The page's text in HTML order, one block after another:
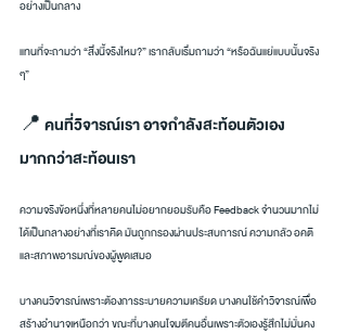
อย่างเป็นกลาง
แทนที่จะถามว่า “สิ่งนี้จริงไหม?” เรากลับเริ่มถามว่า “หรือฉันแย่แบบนั้นจริง
ๆ”
📍 คนที่วิจารณ์เรา อาจกำลังสะท้อนตัวเอง
มากกว่าสะท้อนเรา
ความจริงข้อหนึ่งที่หลายคนไม่อยากยอมรับคือ Feedback จำนวนมากไม่
ได้เป็นกลางอย่างที่เราคิด มันถูกกรองผ่านประสบการณ์ ความกลัว อคติ
และสภาพอารมณ์ของผู้พูดเสมอ
บางคนวิจารณ์เพราะต้องการระบายความเครียด บางคนใช้คำวิจารณ์เพื่อ
สร้างอำนาจเหนือกว่า ขณะที่บางคนโจมตีคนอื่นเพราะตัวเองรู้สึกไม่มั่นคง